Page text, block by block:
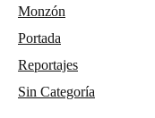
Monzón
Portada
Reportajes
Sin Categoría